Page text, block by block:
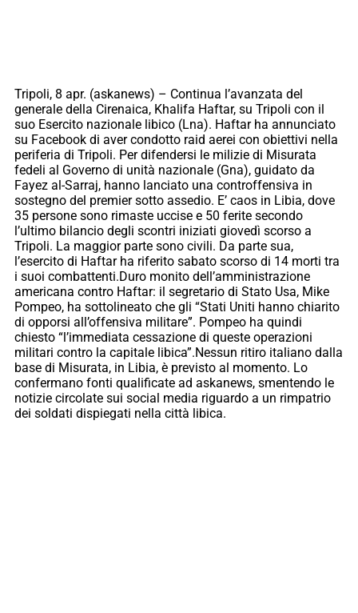
Tripoli, 8 apr. (askanews) – Continua l’avanzata del
generale della Cirenaica, Khalifa Haftar, su Tripoli con il
suo Esercito nazionale libico (Lna). Haftar ha annunciato
su Facebook di aver condotto raid aerei con obiettivi nella
periferia di Tripoli. Per difendersi le milizie di Misurata
fedeli al Governo di unità nazionale (Gna), guidato da
Fayez al-Sarraj, hanno lanciato una controffensiva in
sostegno del premier sotto assedio. E’ caos in Libia, dove
35 persone sono rimaste uccise e 50 ferite secondo
l’ultimo bilancio degli scontri iniziati giovedì scorso a
Tripoli. La maggior parte sono civili. Da parte sua,
l’esercito di Haftar ha riferito sabato scorso di 14 morti tra
i suoi combattenti.Duro monito dell’amministrazione
americana contro Haftar: il segretario di Stato Usa, Mike
Pompeo, ha sottolineato che gli “Stati Uniti hanno chiarito
di opporsi all’offensiva militare”. Pompeo ha quindi
chiesto “l’immediata cessazione di queste operazioni
militari contro la capitale libica”.Nessun ritiro italiano dalla
base di Misurata, in Libia, è previsto al momento. Lo
confermano fonti qualificate ad askanews, smentendo le
notizie circolate sui social media riguardo a un rimpatrio
dei soldati dispiegati nella città libica.